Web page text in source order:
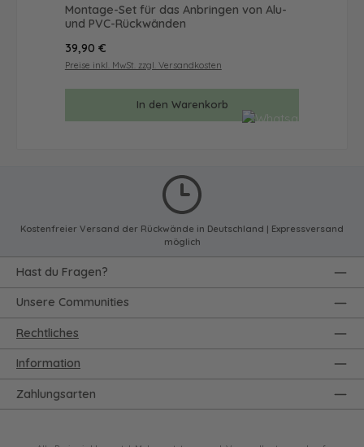
Montage-Set für das Anbringen von Alu-
und PVC-Rückwänden
Regulärer Preis:
39,90 €
Preise inkl. MwSt. zzgl. Versandkosten
In den Warenkorb
Kostenfreier Versand der Rückwände in Deutschland | Expressversand
möglich
Rechtliches
Information
Zahlungsarten
Hast du Fragen?
Unsere Communities